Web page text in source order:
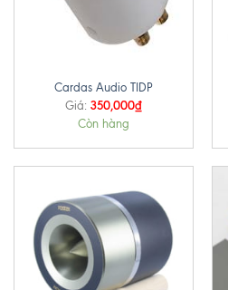
Cardas Audio TIDP
Giá: 350,000₫
Còn hàng